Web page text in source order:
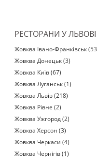
РЕСТОРАНИ У
Жовква Івано-Франківськ
Жовква Донецьк (3)
Жовква Київ (67)
Жовква Луганськ (1)
Жовква Львів (218)
Жовква Рівне (2)
Жовква Ужгород (2)
Жовква Херсон (3)
Жовква Черкаси (4)
Жовква Чернігів (1)